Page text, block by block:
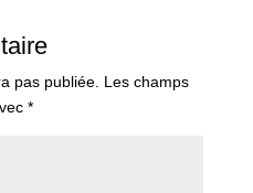
pas publiée. Les champs
*